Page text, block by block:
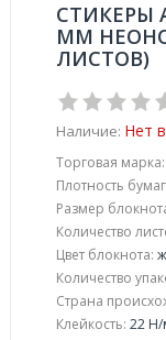
СТИКЕРЫ
ММ
ЛИСТОВ)
Наличие: Нет
Торговая марка:
Плотность
Размер
Количество
Цвет блокнота:
Количество
Страна
Клейкость: 22 Н/